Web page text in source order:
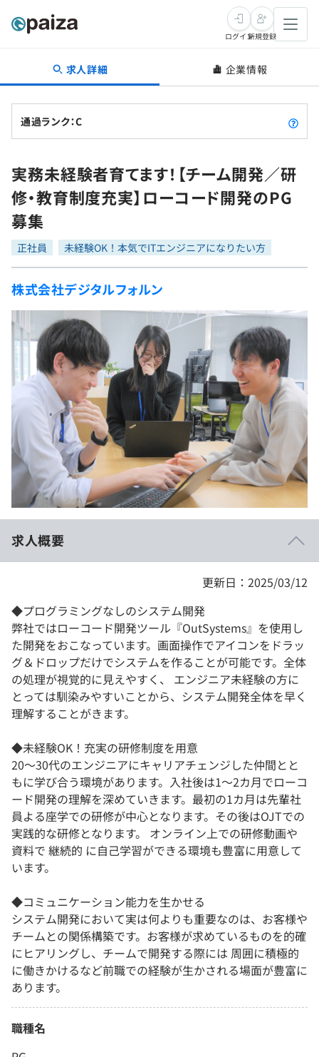
転職・キャリア
転職成功ガイド
転職エージェント
インタビュー
転職成功ガイド
新卒就活
求人検索
本選考
インターン
新卒エージェント
イベント・セミナー
インタビュー
就活成功ガイド
学習
問題集
4択課題
リファレンス
プラン
個人向けプラン
法人向けプラン
学校向けプラン
契約内容・クーポン
プログラミング言語
評価結果一覧
再チャレンジ結果一覧
ゲーム・マンガ
Tech Team Journal
paiza times
note
paizaとは？
ログイン新規登録
求人詳細 企業情報
通過ランク：C
実務未経験者育てます！【チーム開発／研
修・教育制度充実】ローコード開発のPG
募集
正社員 未経験OK！本気でITエンジニアになりたい方
株式会社デジタルフォルン
求人概要
更新日：2025/03/12
◆プログラミングなしのシステム開発
弊社ではローコード開発ツール『OutSystems』を使用し
た開発をおこなっています。画面操作でアイコンをドラッ
グ＆ドロップだけでシステムを作ることが可能です。全体
の処理が視覚的に見えやすく、 エンジニア未経験の方に
とっては馴染みやすいことから、システム開発全体を早く
理解することがきます。
◆未経験OK！充実の研修制度を用意
20～30代のエンジニアにキャリアチェンジした仲間とと
もに学び合う環境があります。入社後は1～2カ月でローコ
ード開発の理解を深めていきます。最初の1カ月は先輩社
員よる座学での研修が中心となります。その後はOJTでの
実践的な研修となります。 オンライン上での研修動画や
資料で 継続的 に自己学習ができる環境も豊富に用意して
います。
◆コミュニケーション能力を生かせる
システム開発において実は何よりも重要なのは、お客様や
チームとの関係構築です。お客様が求めているものを的確
にヒアリングし、チームで開発する際には 周囲に積極的
に働きかけるなど前職での経験が生かされる場面が豊富に
あります。
職種名